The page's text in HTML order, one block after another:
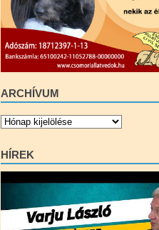
ARCHÍVUM
Archívum
HÍREK